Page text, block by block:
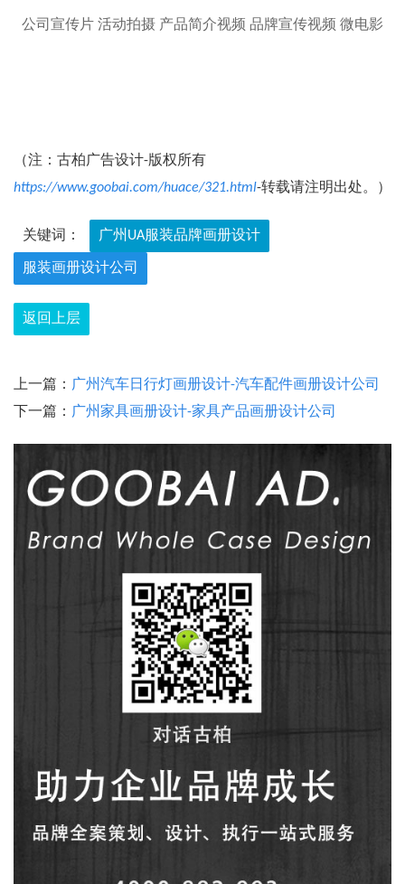
公司宣传片 活动拍摄 产品简介视频 品牌宣传视频 微电影
（注：古柏广告设计-版权所有
https://www.goobai.com/huace/321.html-转载请注明出处。）
关键词： 广州UA服装品牌画册设计
服装画册设计公司
返回上层
上一篇： 广州汽车日行灯画册设计-汽车配件画册设计公司
下一篇： 广州家具画册设计-家具产品画册设计公司